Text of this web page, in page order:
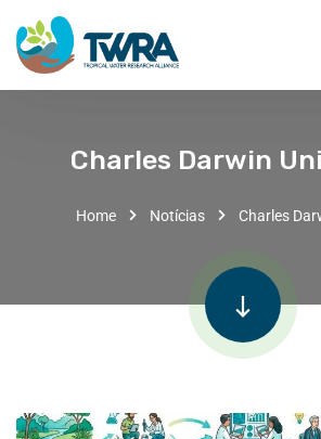
Charles Darwin
Home Notícias Charles